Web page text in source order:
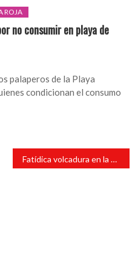
ROJA
no consumir en playa de
palaperos de la Playa
condicionan el consumo
Fatídica volcadura en la carretera estatal